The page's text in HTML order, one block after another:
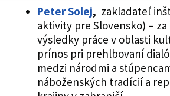
Peter Solej, zakladateľ
aktivity pre Slovensko) –
výsledky práce v oblasti
prínos pri prehlbovaní
medzi národmi a
náboženských tradícií a